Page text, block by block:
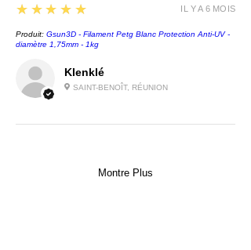
Klenklé
SAINT-BENOÎT, RÉUNION
5
★★★★★
Produit: Gsun3D - Filament Petg Blanc Protection Anti-UV -
diamètre 1,75mm - 1kg
IL Y A 6 MOIS
Montre Plus